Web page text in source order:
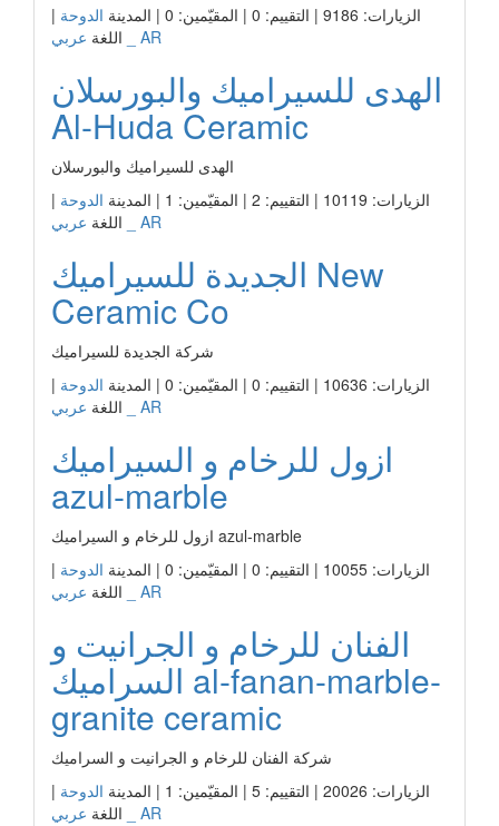
الزيارات: 9186 | التقييم: 0 | المقيّمين: 0 | المدينة
الدوحة |
اللغة عربي _ AR
الهدى للسيراميك والبورسلان
Al-Huda Ceramic
الهدى للسيراميك والبورسلان
الزيارات: 10119 | التقييم: 2 | المقيّمين: 1 | المدينة
الدوحة |
اللغة عربي _ AR
الجديدة للسيراميك New
Ceramic Co
شركة الجديدة للسيراميك
الزيارات: 10636 | التقييم: 0 | المقيّمين: 0 | المدينة
الدوحة |
اللغة عربي _ AR
ازول للرخام و السيراميك
azul-marble
ازول للرخام و السيراميك azul-marble
الزيارات: 10055 | التقييم: 0 | المقيّمين: 0 | المدينة
الدوحة |
اللغة عربي _ AR
الفنان للرخام و الجرانيت و
السراميك al-fanan-marble-
granite ceramic
شركة الفنان للرخام و الجرانيت و السراميك
الزيارات: 20026 | التقييم: 5 | المقيّمين: 1 | المدينة
الدوحة |
اللغة عربي _ AR